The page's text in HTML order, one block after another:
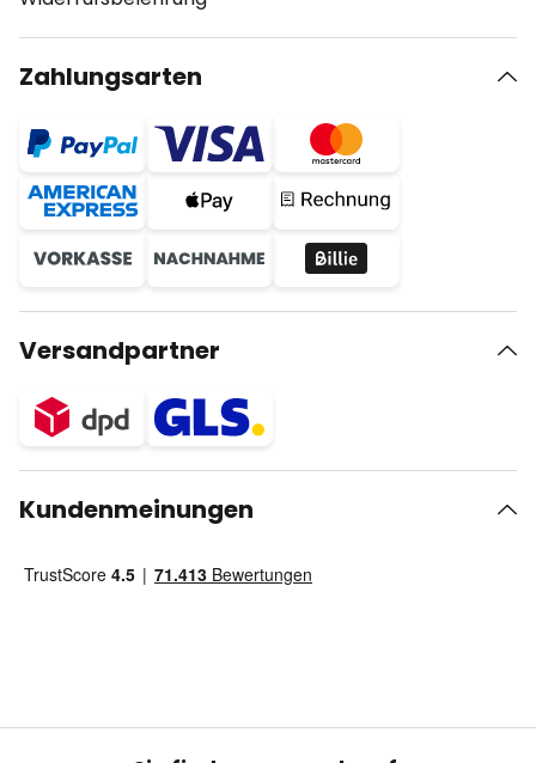
Zahlungsarten
Versandpartner
Kundenmeinungen